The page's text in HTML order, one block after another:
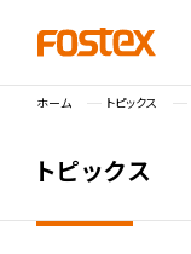
ホーム トピックス
トピックス